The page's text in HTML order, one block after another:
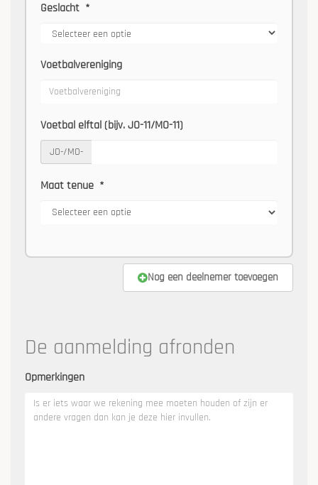
Geslacht *
Voetbalvereniging
Voetbal elftal (bijv. JO-11/MO-11)
JO-/MO-
Maat tenue *
Nog een deelnemer toevoegen
De aanmelding afronden
Opmerkingen